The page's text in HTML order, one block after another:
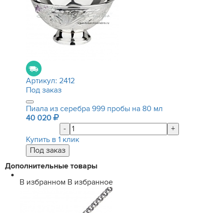
Артикул: 2412
Под заказ
Пиала из серебра 999 пробы на 80 мл
40 020
-
+
Купить в 1 клик
Дополнительные товары
В избранном В избранное